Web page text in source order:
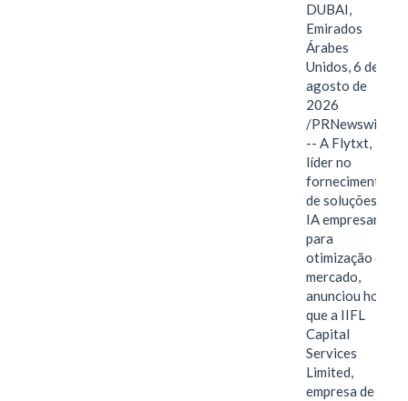
DUBAI,
Emirados
Árabes
Unidos, 6 de
agosto de
2026
/PRNewswire/
-- A Flytxt,
líder no
fornecimento
de soluções de
IA empresarial
para
otimização de
mercado,
anunciou hoje
que a IIFL
Capital
Services
Limited,
empresa de